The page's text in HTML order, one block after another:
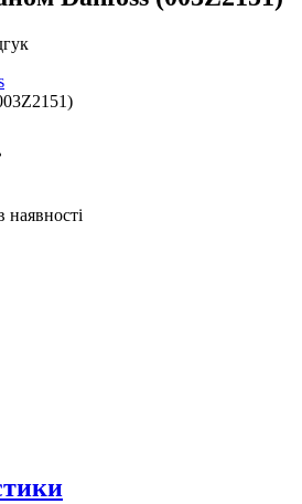
наявності